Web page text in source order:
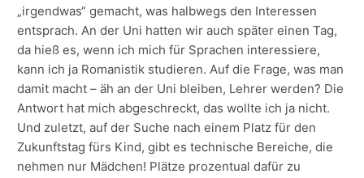
„irgendwas“ gemacht, was halbwegs den Interessen
entsprach. An der Uni hatten wir auch später einen Tag,
da hieß es, wenn ich mich für Sprachen interessiere,
kann ich ja Romanistik studieren. Auf die Frage, was man
damit macht – äh an der Uni bleiben, Lehrer werden? Die
Antwort hat mich abgeschreckt, das wollte ich ja nicht.
Und zuletzt, auf der Suche nach einem Platz für den
Zukunftstag fürs Kind, gibt es technische Bereiche, die
nehmen nur Mädchen! Plätze prozentual dafür zu